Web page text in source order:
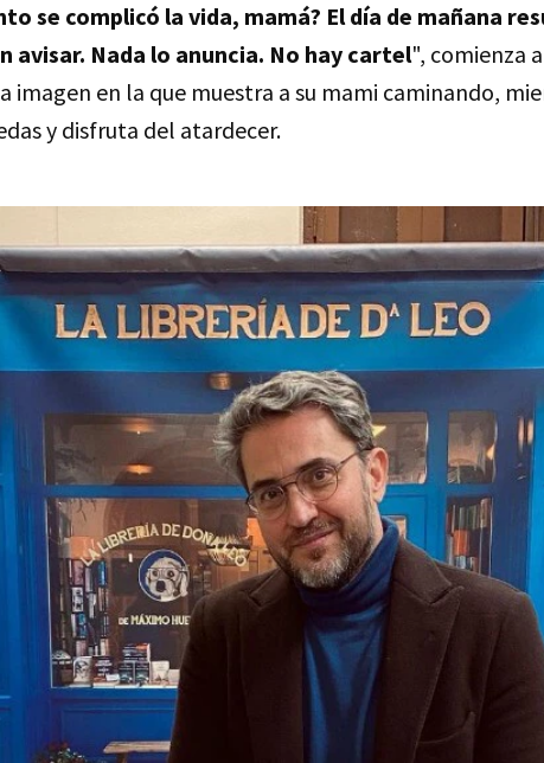
se complicó la vida, mamá? El día de mañana
avisar. Nada lo anuncia. No hay cartel", comienza
imagen en la que muestra a su mami caminando,
y disfruta del atardecer.